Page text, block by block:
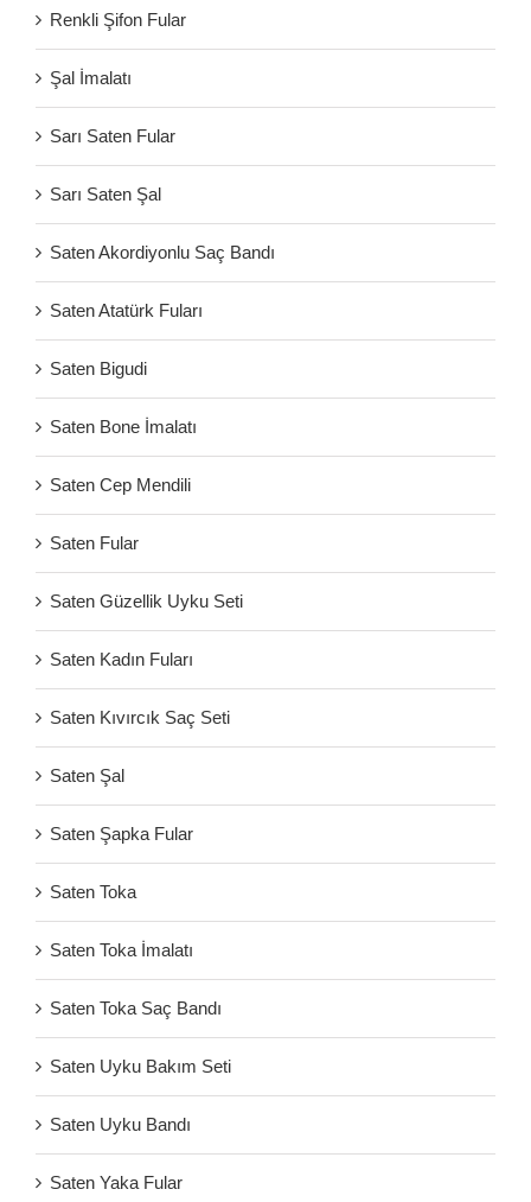
Renkli Şifon Fular
Şal İmalatı
Sarı Saten Fular
Sarı Saten Şal
Saten Akordiyonlu Saç Bandı
Saten Atatürk Fuları
Saten Bigudi
Saten Bone İmalatı
Saten Cep Mendili
Saten Fular
Saten Güzellik Uyku Seti
Saten Kadın Fuları
Saten Kıvırcık Saç Seti
Saten Şal
Saten Şapka Fular
Saten Toka
Saten Toka İmalatı
Saten Toka Saç Bandı
Saten Uyku Bakım Seti
Saten Uyku Bandı
Saten Yaka Fular